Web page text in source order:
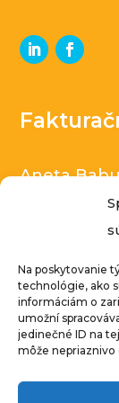
Na poskytovanie
technológie, ako
informáciám o
umožní
jedinečné ID na
môže nepriaznivo
Aneta
V ladech
Česká
IČ:
DIČ:
rejstríku